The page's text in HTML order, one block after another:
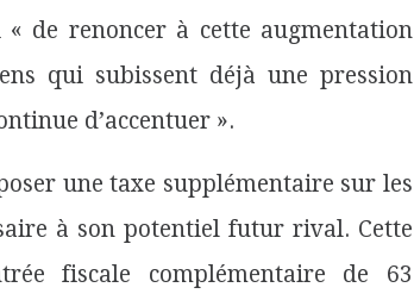
de renoncer à cette augmentation
qui subissent déjà une pression
d’accentuer ».
une taxe supplémentaire sur les
à son potentiel futur rival. Cette
fiscale complémentaire de 63